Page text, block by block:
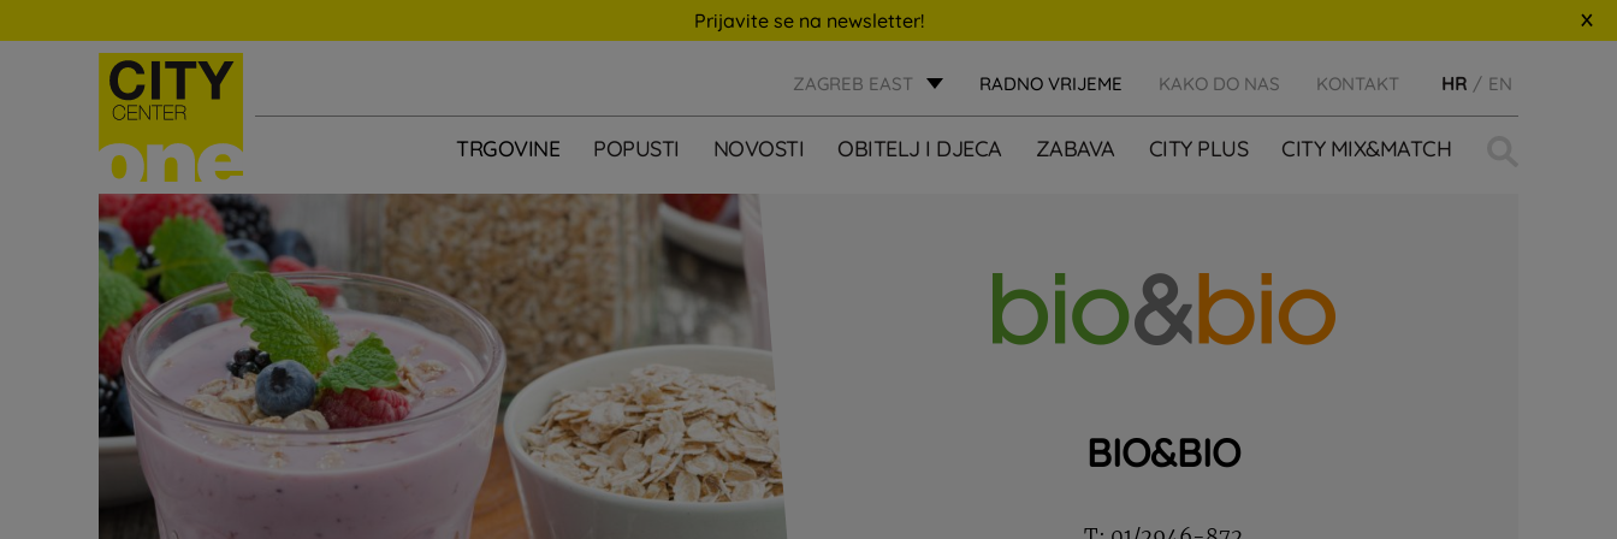
Prijavite se na newsletter!
ZAGREB EAST RADNO VRIJEME KAKO DO NAS KONTAKT HR EN
TRGOVINE POPUSTI NOVOSTI OBITELJ I DJECA ZABAVA CITY PLUS CITY MIX&MATCH
BIO&BIO